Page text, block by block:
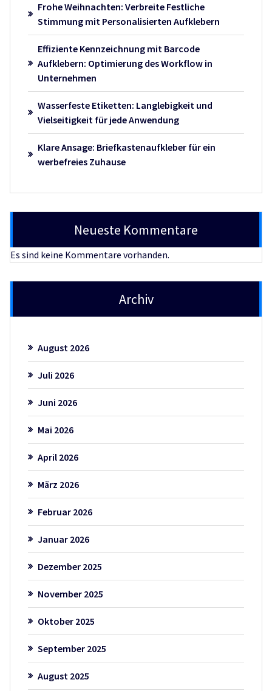
Frohe Weihnachten: Verbreite Festliche
Stimmung mit Personalisierten Aufklebern
Effiziente Kennzeichnung mit Barcode
Aufklebern: Optimierung des Workflow in
Unternehmen
Wasserfeste Etiketten: Langlebigkeit und
Vielseitigkeit für jede Anwendung
Klare Ansage: Briefkastenaufkleber für ein
werbefreies Zuhause
Neueste Kommentare
Es sind keine Kommentare vorhanden.
Archiv
August 2026
Juli 2026
Juni 2026
Mai 2026
April 2026
März 2026
Februar 2026
Januar 2026
Dezember 2025
November 2025
Oktober 2025
September 2025
August 2025